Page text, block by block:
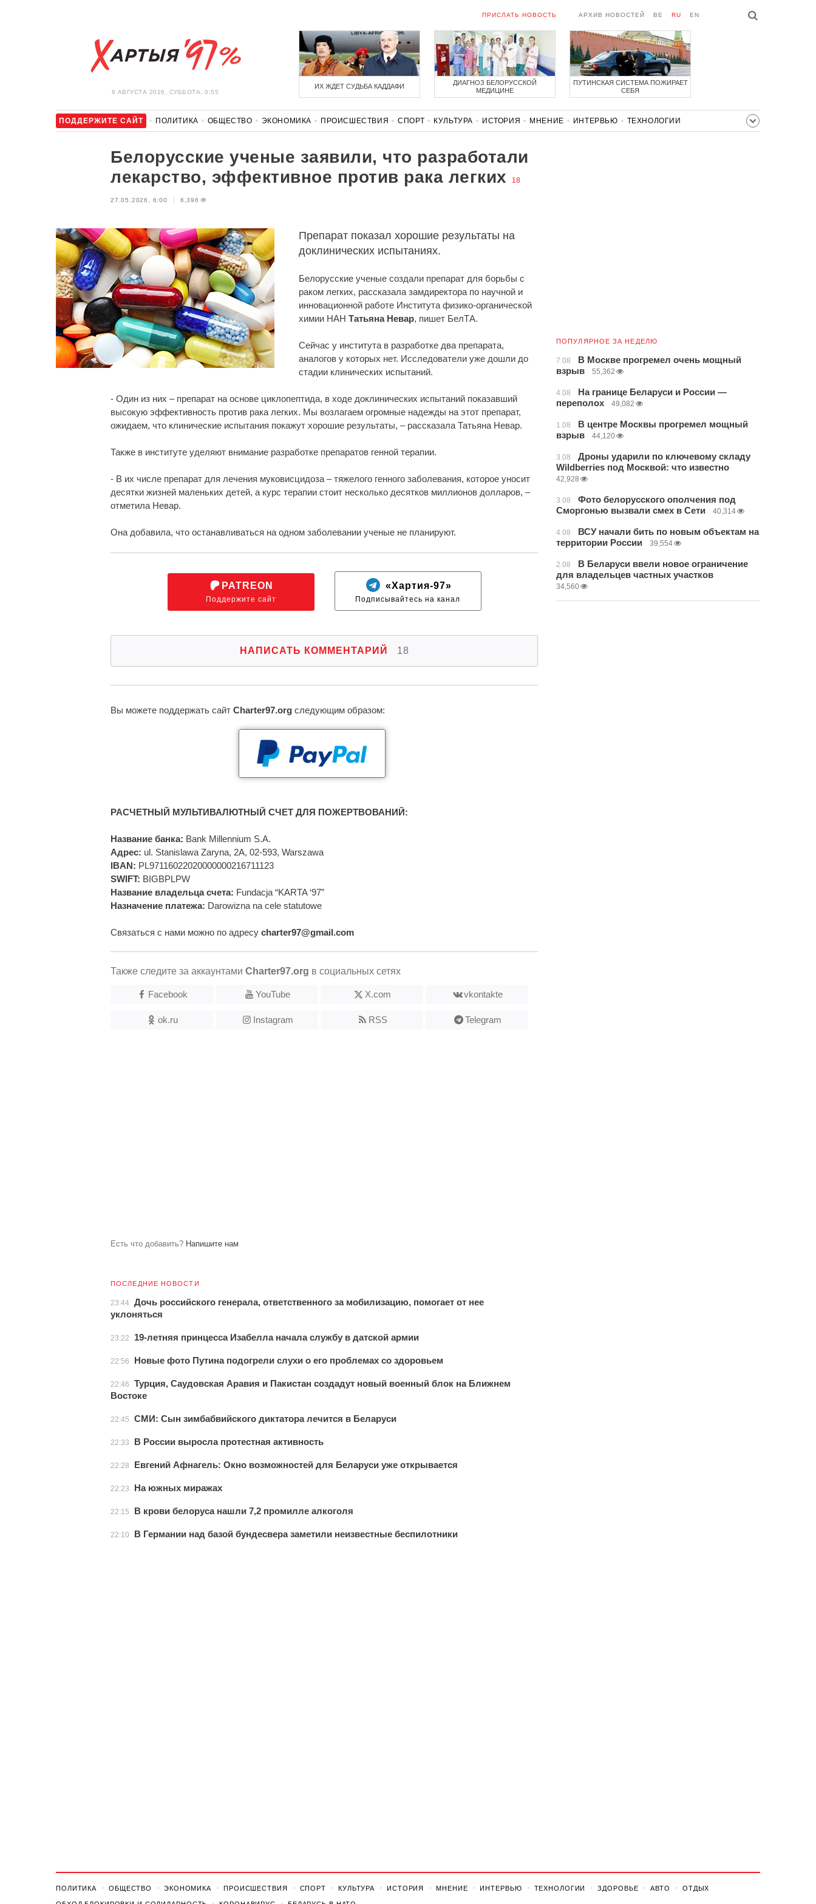
8 АВГУСТА 2026, СУББОТА, 0:55
ПРИСЛАТЬ НОВОСТЬ АРХИВ НОВОСТЕЙ BE RU EN
ИХ ЖДЕТ СУДЬБА КАДДАФИ
ДИАГНОЗ БЕЛОРУССКОЙ
МЕДИЦИНЕ
ПУТИНСКАЯ СИСТЕМА ПОЖИРАЕТ
СЕБЯ
ПОДДЕРЖИТЕ САЙТ ПОЛИТИКА ОБЩЕСТВО ЭКОНОМИКА ПРОИСШЕСТВИЯ СПОРТ КУЛЬТУРА ИСТОРИЯ МНЕНИЕ ИНТЕРВЬЮ
ТЕХНОЛОГИИ
Белорусские ученые заявили, что разработали
лекарство, эффективное против рака легких
18
27.05.2026, 6:00 6,396
Препарат показал хорошие результаты на
доклинических испытаниях.
Белорусские ученые создали препарат для борьбы с
раком легких, рассказала замдиректора по научной и
инновационной работе Института физико-органической
химии НАН Татьяна Невар, пишет БелТА.
Сейчас у института в разработке два препарата,
аналогов у которых нет. Исследователи уже дошли до
стадии клинических испытаний.
- Один из них – препарат на основе циклопептида, в ходе доклинических испытаний показавший
высокую эффективность против рака легких. Мы возлагаем огромные надежды на этот препарат,
ожидаем, что клинические испытания покажут хорошие результаты, – рассказала Татьяна Невар.
Также в институте уделяют внимание разработке препаратов генной терапии.
- В их числе препарат для лечения муковисцидоза – тяжелого генного заболевания, которое уносит
десятки жизней маленьких детей, а курс терапии стоит несколько десятков миллионов долларов, –
отметила Невар.
Она добавила, что останавливаться на одном заболевании ученые не планируют.
PATREON
Поддержите сайт
«Хартия-97»
Подписывайтесь на канал
НАПИСАТЬ КОММЕНТАРИЙ 18
Вы можете поддержать сайт Charter97.org следующим образом:
РАСЧЕТНЫЙ МУЛЬТИВАЛЮТНЫЙ СЧЕТ ДЛЯ ПОЖЕРТВОВАНИЙ:
Название банка: Bank Millennium S.A.
Адрес: ul. Stanislawa Zaryna, 2A, 02-593, Warszawa
IBAN: PL97116022020000000216711123
SWIFT: BIGBPLPW
Название владельца счета: Fundacja “KARTA ‘97”
Назначение платежа: Darowizna na cele statutowe
Связаться с нами можно по адресу charter97@gmail.com
Также следите за аккаунтами Charter97.org в социальных сетях
Facebook YouTube X.com vkontakte
ok.ru Instagram RSS Telegram
Есть что добавить? Напишите нам
ПОСЛЕДНИЕ НОВОСТИ
23:44 Дочь российского генерала, ответственного за мобилизацию, помогает от нее
уклоняться
23:22 19-летняя принцесса Изабелла начала службу в датской армии
22:56 Новые фото Путина подогрели слухи о его проблемах со здоровьем
22:46
Турция, Саудовская Аравия и Пакистан создадут новый военный блок на Ближнем
Востоке
22:45 СМИ: Сын зимбабвийского диктатора лечится в Беларуси
22:33 В России выросла протестная активность
22:28 Евгений Афнагель: Окно возможностей для Беларуси уже открывается
22:23 На южных миражах
22:15 В крови белоруса нашли 7,2 промилле алкоголя
22:10 В Германии над базой бундесвера заметили неизвестные беспилотники
ПОПУЛЯРНОЕ ЗА НЕДЕЛЮ
7.08
В Москве прогремел очень мощный
взрыв
55,362
4.08
На границе Беларуси и России —
переполох
49,082
1.08
В центре Москвы прогремел мощный
взрыв
44,120
3.08
Дроны ударили по ключевому складу
Wildberries под Москвой: что известно
42,928
3.08
Фото белорусского ополчения под
Сморгонью вызвали смех в Сети
40,314
4.08
ВСУ начали бить по новым объектам на
территории России
39,554
2.08
В Беларуси ввели новое ограничение
для владельцев частных участков
34,560
ПОЛИТИКА ОБЩЕСТВО ЭКОНОМИКА ПРОИСШЕСТВИЯ СПОРТ КУЛЬТУРА ИСТОРИЯ МНЕНИЕ ИНТЕРВЬЮ ТЕХНОЛОГИИ ЗДОРОВЬЕ АВТО ОТДЫХ